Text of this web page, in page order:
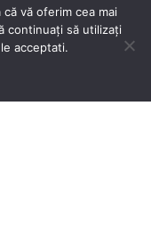
vă oferim cea mai
continuați să utilizați
acceptati.